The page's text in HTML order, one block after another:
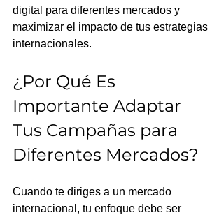
digital para diferentes mercados y
maximizar el impacto de tus estrategias
internacionales.
¿Por Qué Es
Importante Adaptar
Tus Campañas para
Diferentes Mercados?
Cuando te diriges a un mercado
internacional, tu enfoque debe ser